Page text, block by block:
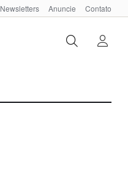
Newsletters Anuncie Contato